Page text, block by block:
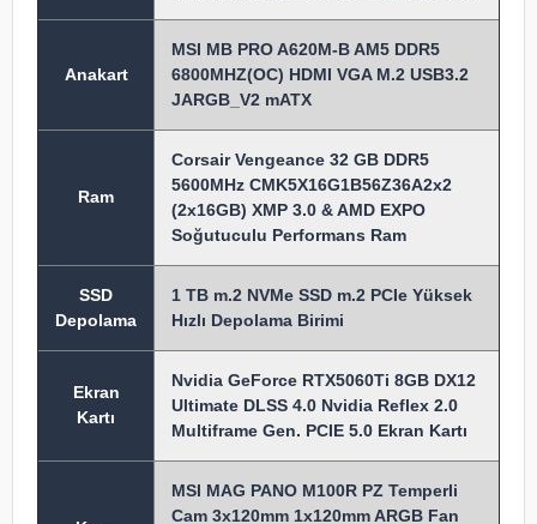
Anakart
MSI MB PRO A620M-B AM5 DDR5
6800MHZ(OC) HDMI VGA M.2 USB3.2
JARGB_V2 mATX
Ram
Corsair Vengeance 32 GB DDR5
5600MHz CMK5X16G1B56Z36A2x2
(2x16GB) XMP 3.0 & AMD EXPO
Soğutuculu Performans Ram
SSD
Depolama
1 TB m.2 NVMe SSD m.2 PCIe Yüksek
Hızlı Depolama Birimi
Ekran
Kartı
Nvidia GeForce RTX5060Ti 8GB DX12
Ultimate DLSS 4.0 Nvidia Reflex 2.0
Multiframe Gen. PCIE 5.0 Ekran Kartı
MSI MAG PANO M100R PZ Temperli
Cam 3x120mm 1x120mm ARGB Fan